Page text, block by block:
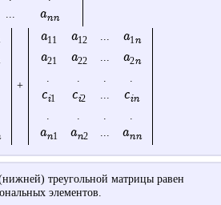
... ann
+
a11 a12 ... a1n
a21 a22 ... a2n
.
. . .
ci1 ci2 ... cin
.
. . .
an1 an2 ... ann
треугольной матрицы равен
элементов.